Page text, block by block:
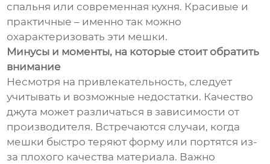
спальня или современная кухня. Красивые и
практичные – именно так можно
охарактеризовать эти мешки.
Минусы и моменты, на которые стоит обратить
внимание
Несмотря на привлекательность, следует
учитывать и возможные недостатки. Качество
джута может различаться в зависимости от
производителя. Встречаются случаи, когда
мешки быстро теряют форму или портятся из-
за плохого качества материала. Важно